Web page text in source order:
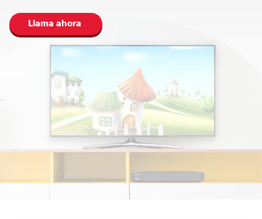
Llama ahora